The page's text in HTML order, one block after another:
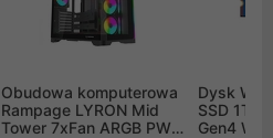
Obudowa komputerowa
Rampage LYRON Mid
Tower 7xFan ARGB PWM
Dysk WD
SSD 1TB
Gen4